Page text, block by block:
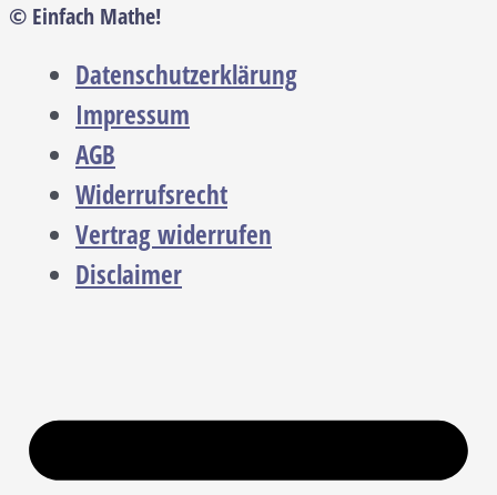
© Einfach Mathe!
Datenschutzerklärung
Impressum
AGB
Widerrufsrecht
Vertrag widerrufen
Disclaimer